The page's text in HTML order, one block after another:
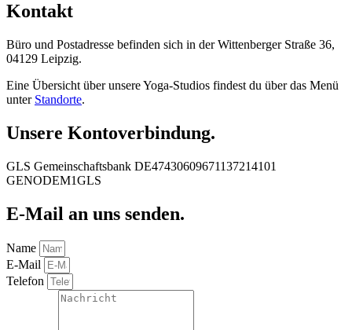
Kontakt
Büro und Postadresse befinden sich in der Wittenberger Straße 36,
04129 Leipzig.
Eine Übersicht über unsere Yoga-Studios findest du über das Menü
unter Standorte.
Unsere Kontoverbindung.
GLS Gemeinschaftsbank DE47430609671137214101
GENODEM1GLS
E-Mail an uns senden.
Name
E-Mail
Telefon